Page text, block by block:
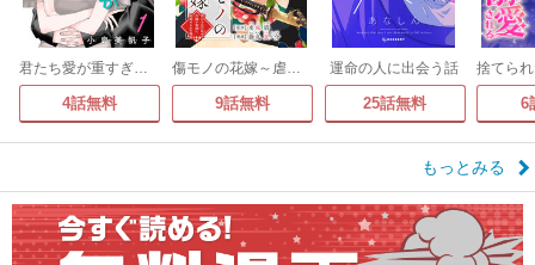
君たち愛が重すぎる。(話売り)
4話無料
傷モノの花嫁～虐げられた私が、皇國の鬼神に見初められた理由～ 分冊版
9話無料
運命の人に出会う話
25話無料 6
もっとみる